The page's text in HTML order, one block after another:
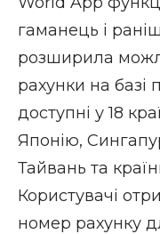
гаманець і
розширила
рахунки на
доступні у 18
Японію,
Тайвань та
Користувачі
номер рахунку